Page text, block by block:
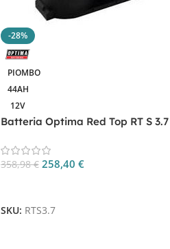
-28%
PIOMBO
44AH
12V
Batteria Optima Red Top RT S 3.7
358,98€ 258,40 €
SKU: RTS3.7